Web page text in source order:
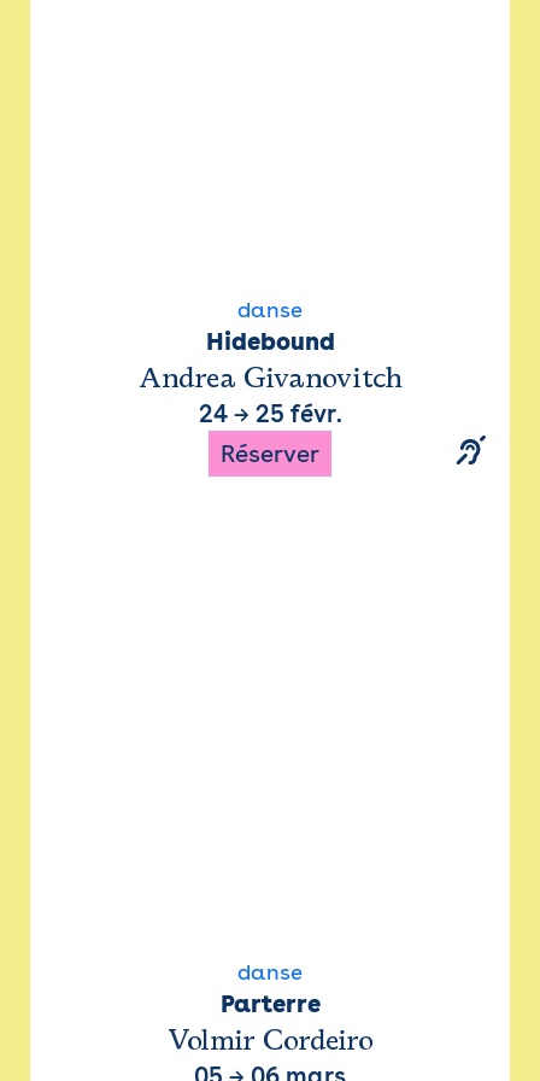
danse
Hidebound
Andrea Givanovitch
24→ 25 févr.
Réserver
danse
Parterre
Volmir Cordeiro